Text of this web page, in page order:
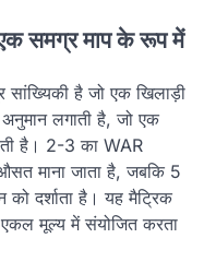
समग्र माप के रूप में
है जो एक खिलाड़ी
लगाती है, जो एक
है। 2-3 का WAR
माना जाता है, जबकि 5
दर्शाता है। यह मैट्रिक
मूल्य में संयोजित करता